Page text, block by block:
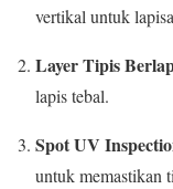
vertikal untuk
Layer Tipis
lapis tebal.
Spot UV
untuk memastikan